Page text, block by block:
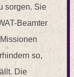
sorgen. Sie
Beamter
so,
Die